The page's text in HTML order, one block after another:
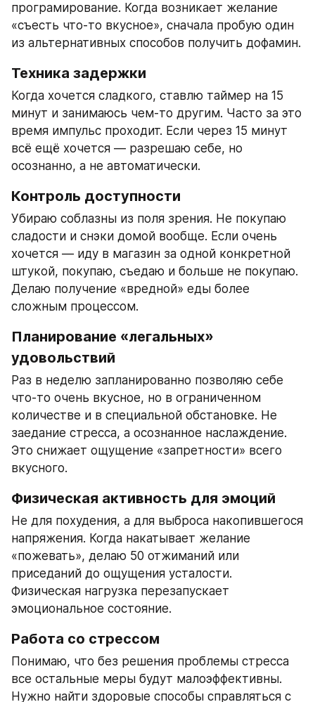
програмирование. Когда возникает желание
«съесть что-то вкусное», сначала пробую один
из альтернативных способов получить дофамин.
Техника задержки
Когда хочется сладкого, ставлю таймер на 15
минут и занимаюсь чем-то другим. Часто за это
время импульс проходит. Если через 15 минут
всё ещё хочется — разрешаю себе, но
осознанно, а не автоматически.
Контроль доступности
Убираю соблазны из поля зрения. Не покупаю
сладости и снэки домой вообще. Если очень
хочется — иду в магазин за одной конкретной
штукой, покупаю, съедаю и больше не покупаю.
Делаю получение «вредной» еды более
сложным процессом.
Планирование «легальных»
удовольствий
Раз в неделю запланированно позволяю себе
что-то очень вкусное, но в ограниченном
количестве и в специальной обстановке. Не
заедание стресса, а осознанное наслаждение.
Это снижает ощущение «запретности» всего
вкусного.
Физическая активность для эмоций
Не для похудения, а для выброса накопившегося
напряжения. Когда накатывает желание
«пожевать», делаю 50 отжиманий или
приседаний до ощущения усталости.
Физическая нагрузка перезапускает
эмоциональное состояние.
Работа со стрессом
Понимаю, что без решения проблемы стресса
все остальные меры будут малоэффективны.
Нужно найти здоровые способы справляться с